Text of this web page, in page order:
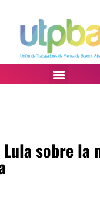
sobre la